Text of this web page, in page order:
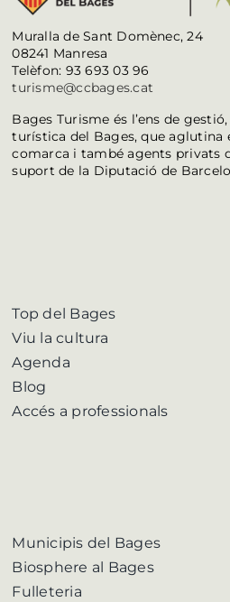
Muralla de Sant Domènec, 24
08241 Manresa
Telèfon: 93 693 03 96
turisme@ccbages.cat
Bages Turisme és l’ens de
turística del Bages, que aglutina
comarca i també agents privats
suport de la Diputació de
Top del Bages
Viu la cultura
Agenda
Blog
Accés a professionals
Municipis del Bages
Biosphere al Bages
Fulleteria